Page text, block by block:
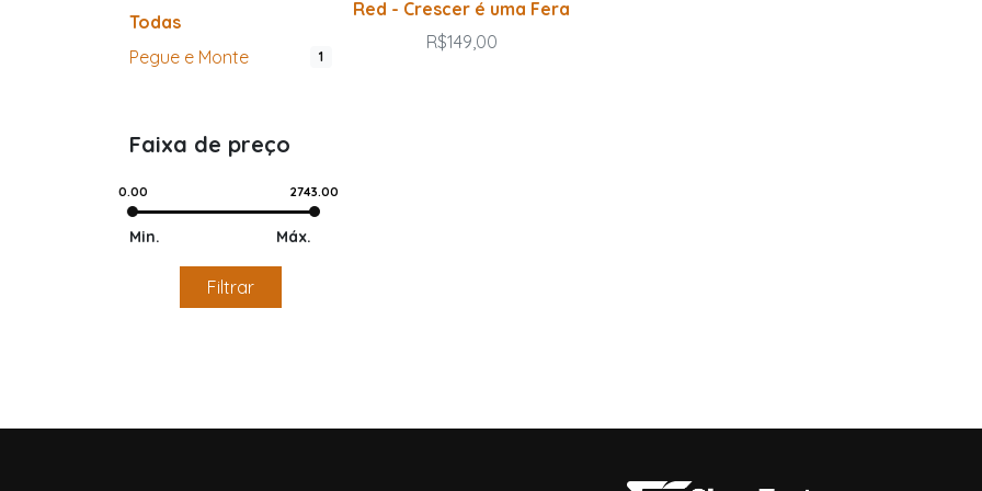
Todas
Pegue e Monte
1
Faixa de preço
0.00 2743.00
Min. Máx.
Filtrar
Red - Crescer é uma Fera
R$149,00